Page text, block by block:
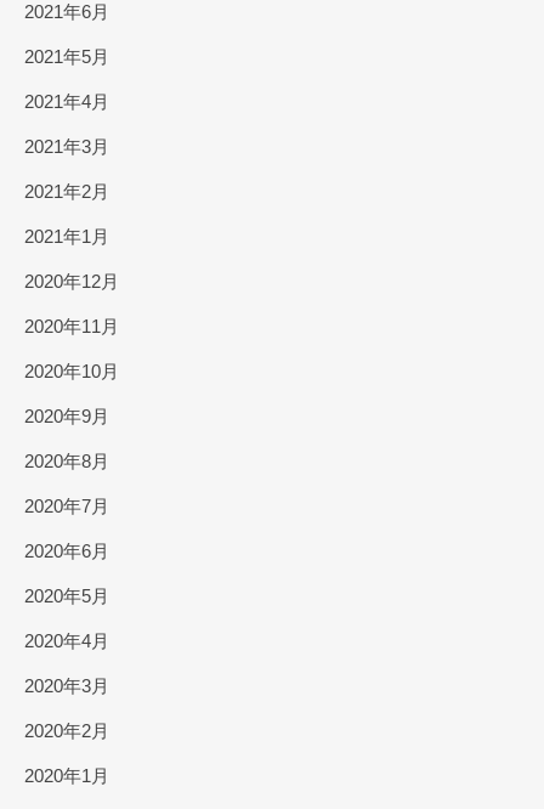
2021年6月
2021年5月
2021年4月
2021年3月
2021年2月
2021年1月
2020年12月
2020年11月
2020年10月
2020年9月
2020年8月
2020年7月
2020年6月
2020年5月
2020年4月
2020年3月
2020年2月
2020年1月